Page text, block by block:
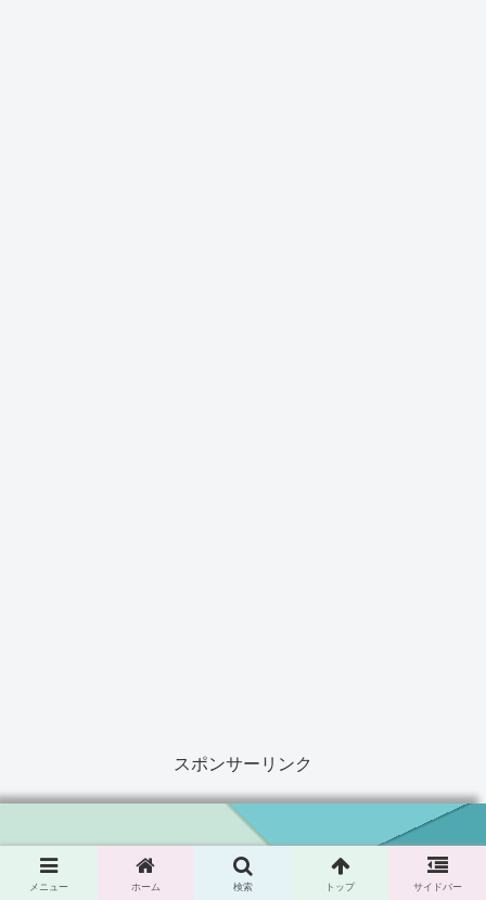
スポンサーリンク
無駄じゃない、僕らのゲーム（プレイ）時間。
メニュー ホーム 検索 トップ サイドバー